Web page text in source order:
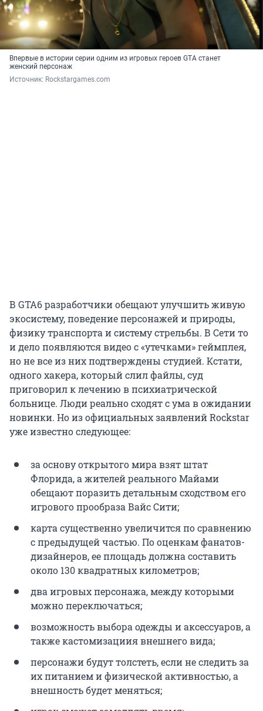
Впервые в истории серии одним из игровых героев GTA станет
женский персонаж
Источник: Rockstargames.com
В GTA6 разработчики обещают улучшить живую
экосистему, поведение персонажей и природы,
физику транспорта и систему стрельбы. В Сети то
и дело появляются видео с «утечками» геймплея,
но не все из них подтверждены студией. Кстати,
одного хакера, который слил файлы, суд
приговорил к лечению в психиатрической
больнице. Люди реально сходят с ума в ожидании
новинки. Но из официальных заявлений Rockstar
уже известно следующее:
за основу открытого мира взят штат
Флорида, а жителей реального Майами
обещают поразить детальным сходством его
игрового прообраза Вайс Сити;
карта существенно увеличится по сравнению
с предыдущей частью. По оценкам фанатов-
дизайнеров, ее площадь должна составить
около 130 квадратных километров;
два игровых персонажа, между которыми
можно переключаться;
возможность выбора одежды и аксессуаров, а
также кастомизациия внешнего вида;
персонажи будут толстеть, если не следить за
их питанием и физической активностью, а
внешность будет меняться;